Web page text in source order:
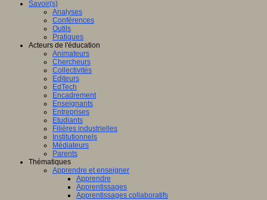
Savoir(s)
Analyses
Conférences
Outils
Pratiques
Acteurs de l'éducation
Animateurs
Chercheurs
Collectivités
Editeurs
EdTech
Encadrement
Enseignants
Entreprises
Etudiants
Filières industrielles
Institutionnels
Médiateurs
Parents
Thématiques
Apprendre et enseigner
Apprendre
Apprentissages
Apprentissages collaboratifs